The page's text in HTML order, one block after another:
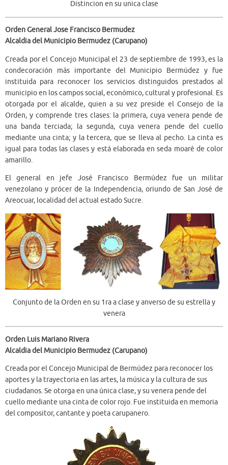
Distincion en su unica clase
Orden General Jose Francisco Bermudez
Alcaldia del Municipio Bermudez (Carupano)
Creada por el Concejo Municipal el 23 de septiembre de 1993, es la
condecoración más importante del Municipio Bermúdez y fue
instituida para reconocer los servicios distinguidos prestados al
municipio en los campos social, económico, cultural y profesional. Es
otorgada por el alcalde, quien a su vez preside el Consejo de la
Orden, y comprende tres clases: la primera, cuya venera pende de
una banda terciada; la segunda, cuya venera pende del cuello
mediante una cinta; y la tercera, que se lleva al pecho. La cinta es
igual para todas las clases y está elaborada en seda moaré de color
amarillo.
El general en jefe José Francisco Bermúdez fue un militar
venezolano y prócer de la Independencia, oriundo de San José de
Areocuar, localidad del actual estado Sucre.
Conjunto de la Orden en su 1ra a clase y anverso de su estrella y
venera
Orden Luis Mariano Rivera
Alcaldia del Municipio Bermudez (Carupano)
Creada por el Concejo Municipal de Bermúdez para reconocer los
aportes y la trayectoria en las artes, la música y la cultura de sus
ciudadanos. Se otorga en una única clase, y su venera pende del
cuello mediante una cinta de color rojo. Fue instituida en memoria
del compositor, cantante y poeta carupanero.